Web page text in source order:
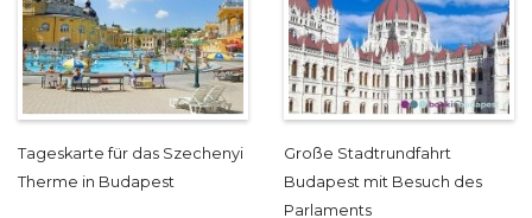
Tageskarte für das Szechenyi
Therme in Budapest
Große Stadtrundfahrt
Budapest mit Besuch des
Parlaments